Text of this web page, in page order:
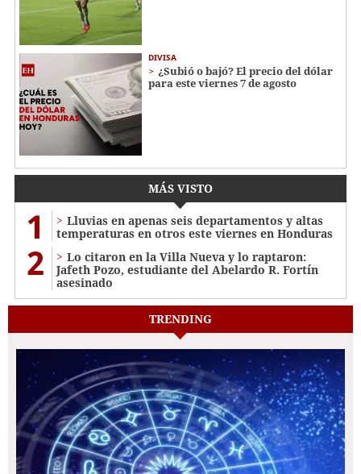
DIVISA
¿Subió o bajó? El precio del dólar
para este viernes 7 de agosto
MÁS VISTO
1
Lluvias en apenas seis departamentos y altas
temperaturas en otros este viernes en Honduras
2
Lo citaron en la Villa Nueva y lo raptaron:
Jafeth Pozo, estudiante del Abelardo R. Fortín
asesinado
TRENDING